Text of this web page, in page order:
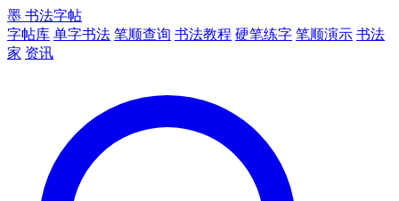
墨 书法字帖
字帖库 单字书法 笔顺查询 书法教程 硬笔练字 笔顺演示 书法
家 资讯